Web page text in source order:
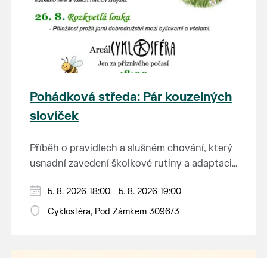
Pohádková středa: Pár kouzelných
slovíček
Příběh o pravidlech a slušném chování, který
usnadní zavedení školkové rutiny a adaptaci
Hraje se jen za příznivého počasí.
Vstupné dobrovolné.
5. 8. 2026 18:00 - 5. 8. 2026 19:00
Cyklosféra, Pod Zámkem 3096/3